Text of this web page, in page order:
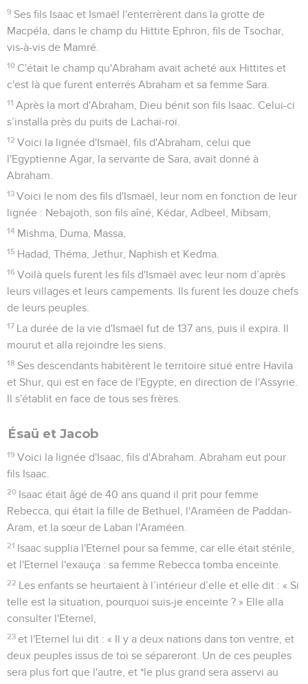
9 Ses fils Isaac et Ismaël l'enterrèrent dans la grotte de
Macpéla, dans le champ du Hittite Ephron, fils de Tsochar,
vis-à-vis de Mamré.
10 C'était le champ qu'Abraham avait acheté aux Hittites et
c'est là que furent enterrés Abraham et sa femme Sara.
11 Après la mort d'Abraham, Dieu bénit son fils Isaac. Celui-ci
s’installa près du puits de Lachaï-roï.
12 Voici la lignée d'Ismaël, fils d'Abraham, celui que
l'Egyptienne Agar, la servante de Sara, avait donné à
Abraham.
13 Voici le nom des fils d'Ismaël, leur nom en fonction de leur
lignée : Nebajoth, son fils aîné, Kédar, Adbeel, Mibsam,
14 Mishma, Duma, Massa,
15 Hadad, Théma, Jethur, Naphish et Kedma.
16 Voilà quels furent les fils d'Ismaël avec leur nom d’après
leurs villages et leurs campements. Ils furent les douze chefs
de leurs peuples.
17 La durée de la vie d'Ismaël fut de 137 ans, puis il expira. Il
mourut et alla rejoindre les siens.
18 Ses descendants habitèrent le territoire situé entre Havila
et Shur, qui est en face de l'Egypte, en direction de l'Assyrie.
Il s'établit en face de tous ses frères.
Ésaü et Jacob
19 Voici la lignée d'Isaac, fils d'Abraham. Abraham eut pour
fils Isaac.
20 Isaac était âgé de 40 ans quand il prit pour femme
Rebecca, qui était la fille de Bethuel, l'Araméen de Paddan-
Aram, et la sœur de Laban l'Araméen.
21 Isaac supplia l'Eternel pour sa femme, car elle était stérile,
et l'Eternel l'exauça : sa femme Rebecca tomba enceinte.
22 Les enfants se heurtaient à l’intérieur d’elle et elle dit : « Si
telle est la situation, pourquoi suis-je enceinte ? » Elle alla
consulter l'Eternel,
23 et l'Eternel lui dit : « Il y a deux nations dans ton ventre, et
deux peuples issus de toi se sépareront. Un de ces peuples
sera plus fort que l'autre, et *le plus grand sera asservi au